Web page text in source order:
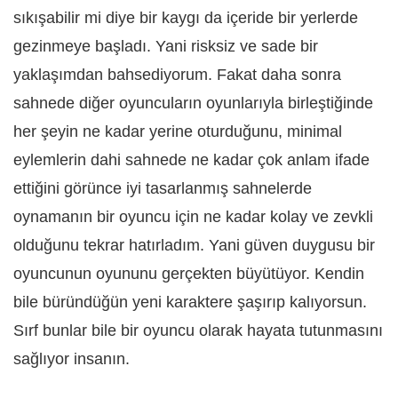
sıkışabilir mi diye bir kaygı da içeride bir yerlerde
gezinmeye başladı. Yani risksiz ve sade bir
yaklaşımdan bahsediyorum. Fakat daha sonra
sahnede diğer oyuncuların oyunlarıyla birleştiğinde
her şeyin ne kadar yerine oturduğunu, minimal
eylemlerin dahi sahnede ne kadar çok anlam ifade
ettiğini görünce iyi tasarlanmış sahnelerde
oynamanın bir oyuncu için ne kadar kolay ve zevkli
olduğunu tekrar hatırladım. Yani güven duygusu bir
oyuncunun oyununu gerçekten büyütüyor. Kendin
bile büründüğün yeni karaktere şaşırıp kalıyorsun.
Sırf bunlar bile bir oyuncu olarak hayata tutunmasını
sağlıyor insanın.